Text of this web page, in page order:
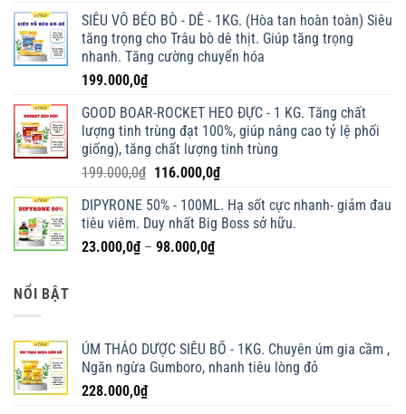
SIÊU VỖ BÉO BÒ - DÊ - 1KG. (Hòa tan hoàn toàn) Siêu
tăng trọng cho Trâu bò dê thịt. Giúp tăng trọng
nhanh. Tăng cường chuyển hóa
199.000,0₫
GOOD BOAR-ROCKET HEO ĐỰC - 1 KG. Tăng chất
lượng tinh trùng đạt 100%, giúp nâng cao tỷ lệ phối
giống), tăng chất lượng tinh trùng
199.000,0₫ Giá
là:
199.000,0₫.
116.000,0₫Giá
tại
là:
DIPYRONE 50% - 100ML. Hạ sốt cực nhanh- giảm đau
tiêu viêm. Duy nhất Big Boss sở hữu.
23.000,0₫ – 98.000,0₫Khoảng
98.000,0₫
NỔI BẬT
ÚM THẢO DƯỢC SIÊU BỔ - 1KG. Chuyên úm gia cầm ,
Ngăn ngừa Gumboro, nhanh tiêu lòng đỏ
228.000,0₫